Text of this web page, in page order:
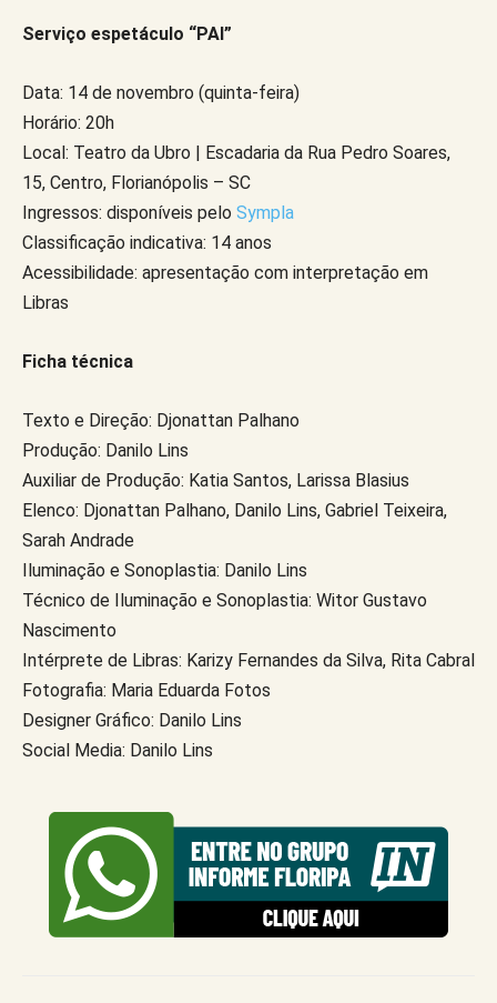
Serviço espetáculo “PAI”
Data: 14 de novembro (quinta-feira)
Horário: 20h
Local: Teatro da Ubro | Escadaria da Rua Pedro Soares,
15, Centro, Florianópolis – SC
Ingressos: disponíveis pelo Sympla
Classificação indicativa: 14 anos
Acessibilidade: apresentação com interpretação em
Libras
Ficha técnica
Texto e Direção: Djonattan Palhano
Produção: Danilo Lins
Auxiliar de Produção: Katia Santos, Larissa Blasius
Elenco: Djonattan Palhano, Danilo Lins, Gabriel Teixeira,
Sarah Andrade
Iluminação e Sonoplastia: Danilo Lins
Técnico de Iluminação e Sonoplastia: Witor Gustavo
Nascimento
Intérprete de Libras: Karizy Fernandes da Silva, Rita Cabral
Fotografia: Maria Eduarda Fotos
Designer Gráfico: Danilo Lins
Social Media: Danilo Lins